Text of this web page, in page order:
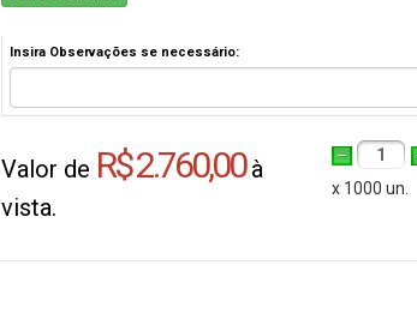
Insira Observações se necessário:
Valor de R$ 2.760,00à
vista.
1
x 1000 un.